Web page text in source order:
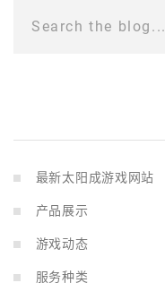
Search the blog...
最新太阳成游戏网站
产品展示
游戏动态
服务种类